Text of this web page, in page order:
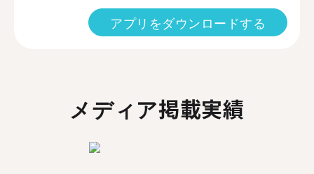
アプリをダウンロードする
メディア掲載実績